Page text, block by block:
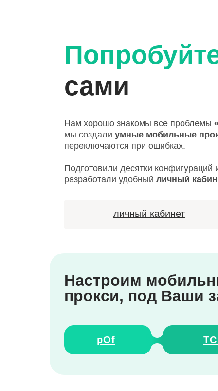
сами
Нам хорошо знакомы все проблемы
мы создали умные мобильные
переключаются при ошибках.
Подготовили десятки
разработали удобный личный
Настроим
прокси, под Ваши
личный кабинет
pOf